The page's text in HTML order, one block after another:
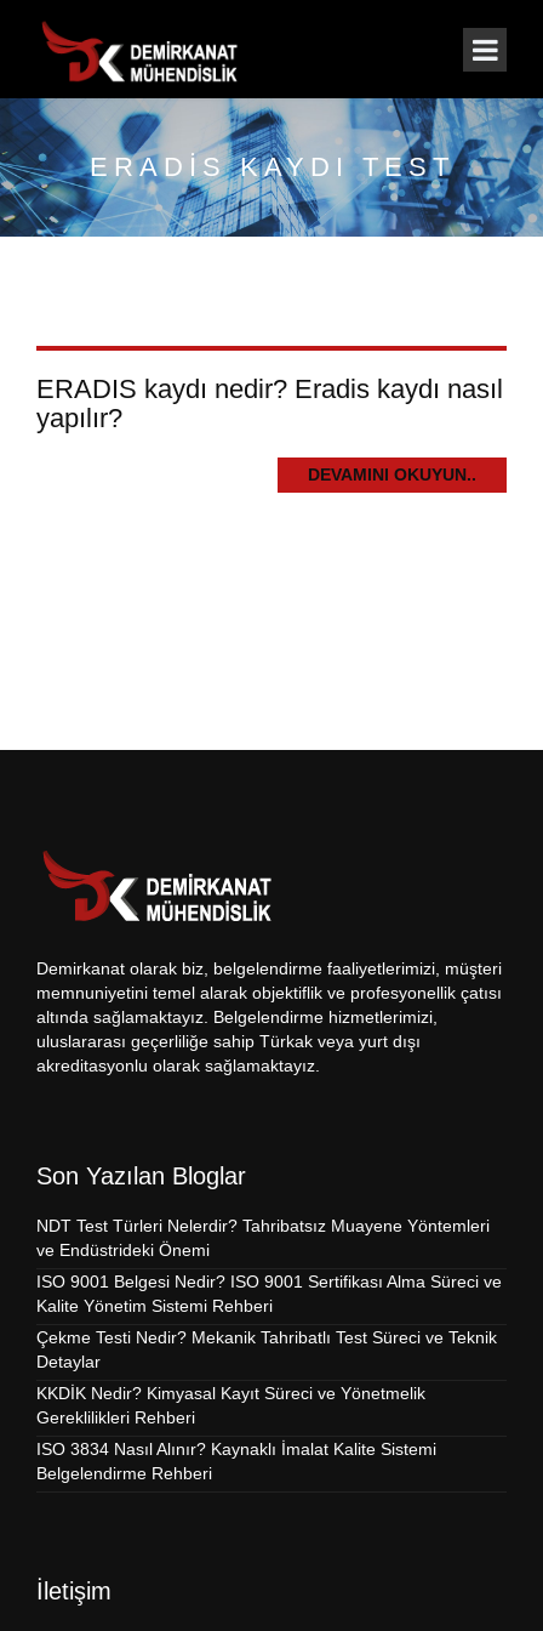
ERADIS KAYDI TEST
ERADIS kaydı nedir? Eradis kaydı nasıl
yapılır?
DEVAMINI OKUYUN..
Demirkanat olarak biz, belgelendirme faaliyetlerimizi, müşteri
memnuniyetini temel alarak objektiflik ve profesyonellik çatısı
altında sağlamaktayız. Belgelendirme hizmetlerimizi,
uluslararası geçerliliğe sahip Türkak veya yurt dışı
akreditasyonlu olarak sağlamaktayız.
Son Yazılan Bloglar
NDT Test Türleri Nelerdir? Tahribatsız Muayene Yöntemleri
ve Endüstrideki Önemi
ISO 9001 Belgesi Nedir? ISO 9001 Sertifikası Alma Süreci ve
Kalite Yönetim Sistemi Rehberi
Çekme Testi Nedir? Mekanik Tahribatlı Test Süreci ve Teknik
Detaylar
KKDİK Nedir? Kimyasal Kayıt Süreci ve Yönetmelik
Gereklilikleri Rehberi
ISO 3834 Nasıl Alınır? Kaynaklı İmalat Kalite Sistemi
Belgelendirme Rehberi
İletişim